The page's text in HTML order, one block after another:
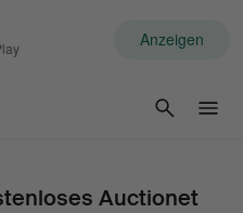
Anzeigen
Auctionet